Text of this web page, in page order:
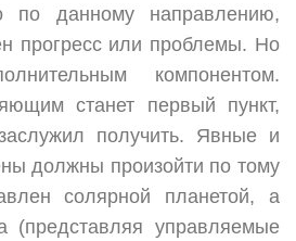
по данному направлению,
прогресс или проблемы. Но
компонентом.
станет первый пункт,
получить. Явные и
должны произойти по тому
солярной планетой, а
(представляя управляемые